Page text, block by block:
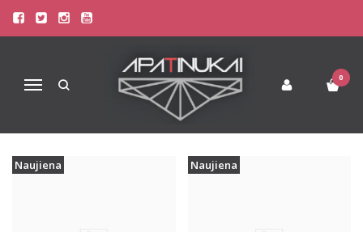
Navigacija
0
PREKIŲ PAIEŠKA - CAMEL
Prekių paieška
Naujiena Naujiena